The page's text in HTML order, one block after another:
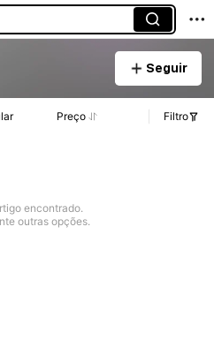
Seguir
Preço Filtro
encontrado.
outras opções.